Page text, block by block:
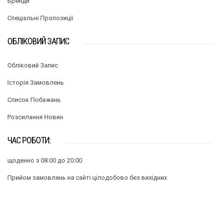
Спеціальні Пропозиції
ОБЛІКОВИЙ ЗАПИС
Обліковий Запис
Історія Замовлень
Список Побажань
Розсилання Новин
ЧАС РОБОТИ:
щоденно з 08:00 до 20:00
Прийом замовлень на сайті цілодобово без вихідних